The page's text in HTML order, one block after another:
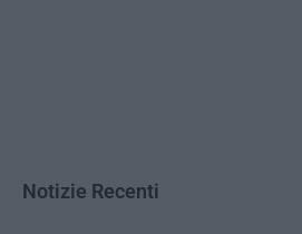
Notizie Recenti